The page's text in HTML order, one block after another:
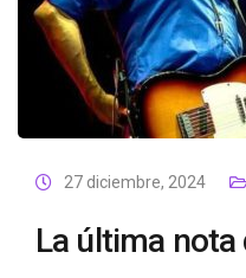
27 diciembre, 2024
La última